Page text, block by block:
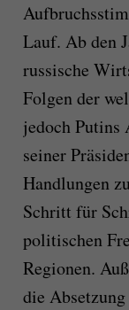
Lauf. Ab den
russische
Folgen der
jedoch Putins
seiner
Handlungen
Schritt für
politischen
Regionen.
die